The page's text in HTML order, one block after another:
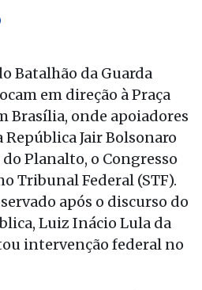
Batalhão da Guarda
em direção à Praça
Brasília, onde apoiadores
Jair Bolsonaro
Planalto, o Congresso
Tribunal Federal (STF).
após o discurso do
Luiz Inácio Lula da
intervenção federal no